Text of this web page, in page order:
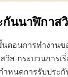
นนาฬิกาส
ตอนการทำงานข
ส กระบวนการเ
หนดการรับประ